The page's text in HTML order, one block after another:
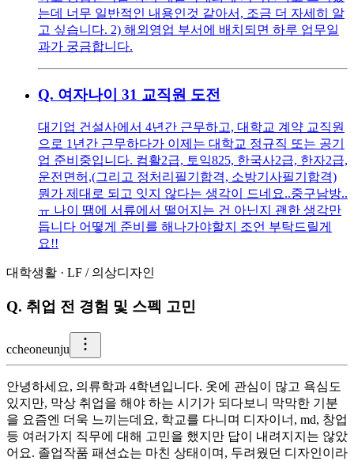
는데 너무 일반적인 내용인것 같아서, 조금 더 자세히 알
고 싶습니다. 2) 해외영업 부서에 배치되면 하루 업무일
과가 궁금합니다.
Q. 여자나이 31 교직원 도전
대기업 건설사에서 4년간 근무하고, 대학교 계약 교직원
으로 1년간 근무하다가 이제는 대학교 정규직 또는 공기
업 준비중입니다. 컴활2급, 토익825, 한국사2급, 한자2급,
운전면허,(그리고 정처리필기합격, 소방기사필기합격)
뭔가 제대로 되고 잇지 않다는 생각이 드네요..중구남방..
ㅠ 나이 땜에 서류에서 떨어지는 건 아닌지 괜한 생각만
듭니다 어떻게 준비를 해나가야할지 조언 부탁드릴게
요!!
대학생활 · LF / 의상디자인
Q. 취업 전 경험 및 스펙 고민
ccheoneunju
안녕하세요, 의류학과 4학년입니다. 옷에 관심이 많고 욕심도
있지만, 막상 취업을 해야 하는 시기가 되다보니 막막한 기분
을 요즘엔 더욱 느끼는데요, 학교를 다니며 디자이너, md, 창업
등 여러가지 직무에 대해 고민을 했지만 답이 내려지지는 않았
어요. 졸업작품 패션쇼는 마친 상태이며, 두려웠던 디자인이라